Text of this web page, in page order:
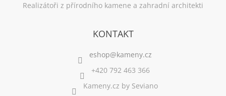
Realizátoři z přírodního kamene a zahradní architekti
KONTAKT
+420 792 463 366
Kameny.cz by Seviano